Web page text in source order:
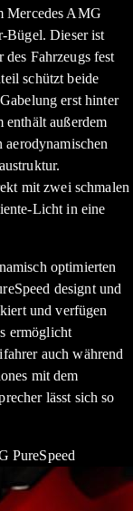
Mercedes AMG
Bügel. Dieser ist
Fahrzeugs fest
schützt beide
erst hinter
enthält außerdem
mit zwei schmalen
Licht in eine
optimierten
designt und
und verfügen
ermöglicht
auch während
mit dem
lässt sich so